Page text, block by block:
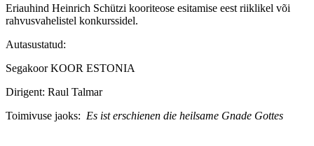
Eriauhind Heinrich Schützi kooriteose esitamise eest riiklikel või
rahvusvahelistel konkurssidel.
Autasustatud:
Segakoor KOOR ESTONIA
Dirigent: Raul Talmar
Toimivuse jaoks: Es ist erschienen die heilsame Gnade Gottes